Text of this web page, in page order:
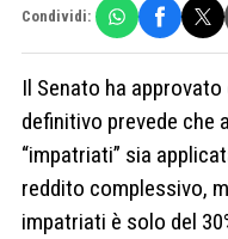
Condividi:
Il Senato ha
definitivo prevede
“impatriati” sia
reddito complessivo,
impatriati è solo del